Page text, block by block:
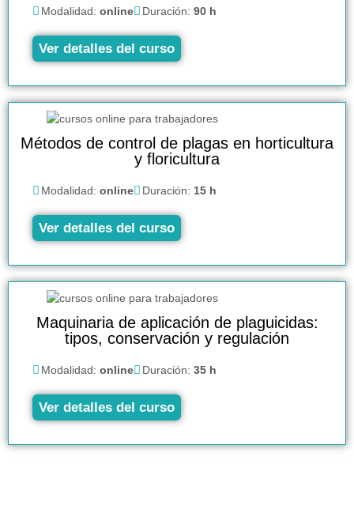
Modalidad: online Duración: 90 h
Ver detalles del curso
Métodos de control de plagas en horticultura
y floricultura
Modalidad: online Duración: 15 h
Ver detalles del curso
Maquinaria de aplicación de plaguicidas:
tipos, conservación y regulación
Modalidad: online Duración: 35 h
Ver detalles del curso